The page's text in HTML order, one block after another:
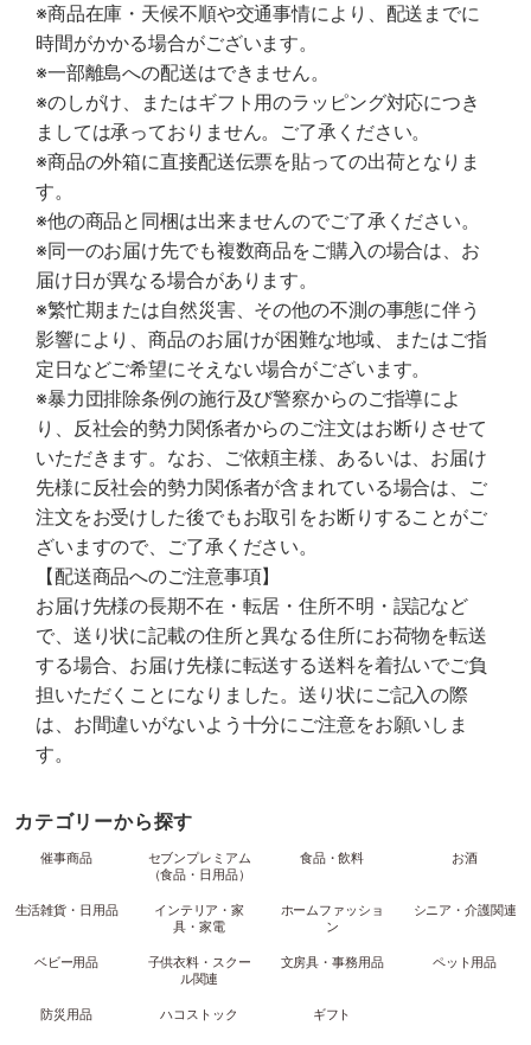
※商品在庫・天候不順や交通事情により、配送までに
時間がかかる場合がございます。
※一部離島への配送はできません。
※のしがけ、またはギフト用のラッピング対応につき
ましては承っておりません。ご了承ください。
※商品の外箱に直接配送伝票を貼っての出荷となりま
す。
※他の商品と同梱は出来ませんのでご了承ください。
※同一のお届け先でも複数商品をご購入の場合は、お
届け日が異なる場合があります。
※繁忙期または自然災害、その他の不測の事態に伴う
影響により、商品のお届けが困難な地域、またはご指
定日などご希望にそえない場合がございます。
※暴力団排除条例の施行及び警察からのご指導によ
り、反社会的勢力関係者からのご注文はお断りさせて
いただきます。なお、ご依頼主様、あるいは、お届け
先様に反社会的勢力関係者が含まれている場合は、ご
注文をお受けした後でもお取引をお断りすることがご
ざいますので、ご了承ください。
【配送商品へのご注意事項】
お届け先様の長期不在・転居・住所不明・誤記など
で、送り状に記載の住所と異なる住所にお荷物を転送
する場合、お届け先様に転送する送料を着払いでご負
担いただくことになりました。送り状にご記入の際
は、お間違いがないよう十分にご注意をお願いしま
す。
カテゴリーから探す
催事商品
セブンプレミアム
（食品・日用品）
食品・飲料 お酒
生活雑貨・日用品
インテリア・家
具・家電
ホームファッショ
ン
シニア・介護関連
ベビー用品
子供衣料・スクー
ル関連
文房具・事務用品 ペット用品
防災用品 ハコストック ギフト